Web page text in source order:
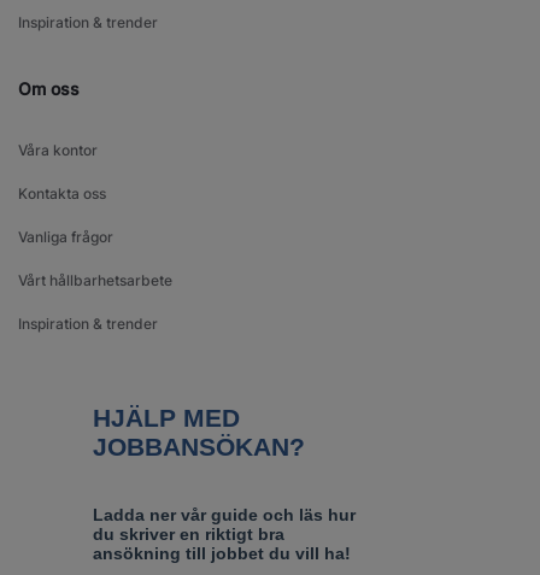
Inspiration & trender
Om oss
Våra kontor
Kontakta oss
Vanliga frågor
Vårt hållbarhetsarbete
Inspiration & trender